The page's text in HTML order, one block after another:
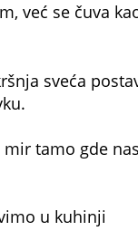
već se čuva
sveća
tamo gde
u kuhinji